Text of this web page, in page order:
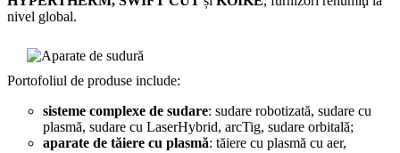
nivel global.
Portofoliul de produse include:
sisteme complexe de sudare: sudare robotizată, sudare cu
plasmă, sudare cu LaserHybrid, arcTig, sudare orbitală;
aparate de tăiere cu plasmă: tăiere cu plasmă cu aer,